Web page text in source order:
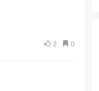
0
2